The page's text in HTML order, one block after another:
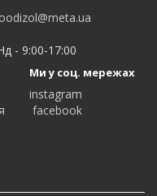
- 9:00-17:00
Ми у соц. мережах
instagram
facebook